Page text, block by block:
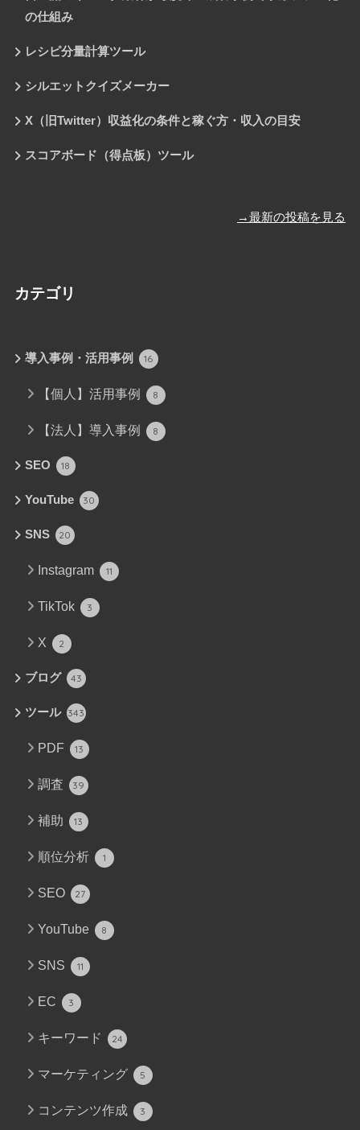
の仕組み
レシピ分量計算ツール
シルエットクイズメーカー
X（旧Twitter）収益化の条件と稼ぐ方・収入の目安
スコアボード（得点板）ツール
→最新の投稿を見る
カテゴリ
導入事例・活用事例 16
【個人】活用事例 8
【法人】導入事例 8
SEO 18
YouTube 30
SNS 20
Instagram 11
TikTok 3
X 2
ブログ 43
ツール 343
PDF 13
調査 39
補助 13
順位分析 1
SEO 27
YouTube 8
SNS 11
EC 3
キーワード 24
マーケティング 5
コンテンツ作成 3